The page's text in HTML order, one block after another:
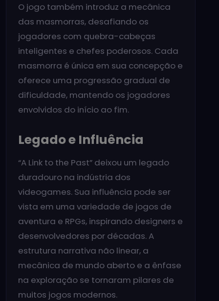
O jogo também introduz a mecânica
das masmorras, desafiando os
jogadores com quebra-cabeças
inteligentes e chefes poderosos. Cada
masmorra é única em sua concepção e
oferece uma progressão gradual de
dificuldade, mantendo os jogadores
envolvidos do início ao fim.
Legado e Influência
“A Link to the Past” deixou um legado
duradouro na indústria dos
videogames. Sua influência pode ser
vista em uma variedade de jogos de
aventura e RPGs, inspirando designers e
desenvolvedores por décadas. A
estrutura narrativa não linear, a
mecânica de mundo aberto e a ênfase
na exploração se tornaram pilares de
muitos jogos modernos.